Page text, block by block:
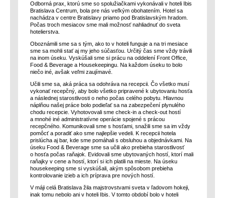
Odborná prax, ktorú sme so spolužiačkami vykonávali v hoteli Ibis
Bratislava Centrum, bola pre nás veľkým obohatením. Hotel sa
nachádza v centre Bratislavy priamo pod Bratislavským hradom.
Počas troch mesiacov sme mali možnosť nahliadnuť do sveta
hotelierstva.
Oboznámili sme sa s tým, ako to v hoteli funguje a na tri mesiace
sme sa mohli stať aj my jeho súčasťou. Určitý čas sme vždy trávili
na inom úseku. Vyskúšali sme si prácu na oddelení Front Office,
Food & Beverage a Housekeepingu. Na každom úseku to bolo
niečo iné, avšak veľmi zaujímavé.
Učili sme sa, aká práca sa odohráva na recepcii. Čo všetko musí
vykonať recepčný, aby bolo všetko pripravené k ubytovaniu hosťa
a následnej starostlivosti o neho počas celého pobytu. Hlavnou
náplňou našej práce bolo podieľať sa na zabezpečení plynulého
chodu recepcie. Vyhotovovali sme check-in a check-out hostí
a mnohé iné administratívne operácie spojené s prácou
recepčného. Komunikovali sme s hosťami, snažili sme sa im vždy
pomôcť a poradiť ako sme najlepšie vedeli. K recepcii hotela
prislúcha aj bar, kde sme pomáhali s obsluhou a objednávkami. Na
úseku Food & Beverage sme sa učili ako prebieha starostlivosť
o hosťa počas raňajok. Evidovali sme ubytovaných hostí, ktorí mali
raňajky v cene a hostí, ktorí si ich platili na mieste. Na úseku
housekeeping sme si vyskúšali, akým spôsobom prebieha
kontrolovanie izieb a ich príprava pre nových hostí.
V máji celá Bratislava žila majstrovstvami sveta v ľadovom hokeji,
inak tomu nebolo ani v hoteli Ibis. V tomto období bolo v hoteli